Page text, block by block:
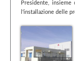
Presidente, insieme
l'installazione delle